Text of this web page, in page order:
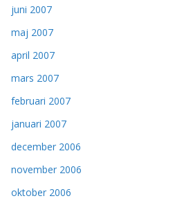
juni 2007
maj 2007
april 2007
mars 2007
februari 2007
januari 2007
december 2006
november 2006
oktober 2006